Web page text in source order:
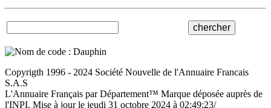
Copyrigth 1996 - 2024 Société Nouvelle de l'Annuaire Francais
S.A.S
L'Annuaire Français par Département™ Marque déposée auprès de
l'INPI. Mise à jour le jeudi 31 octobre 2024 à 02:49:23/